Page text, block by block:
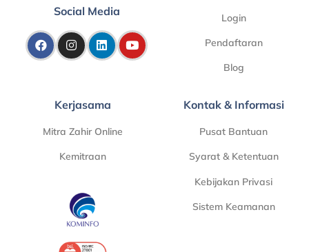
Social Media Login
Pendaftaran
Blog
Kerjasama
Mitra Zahir Online
Kemitraan
Kontak & Informasi
Pusat Bantuan
Syarat & Ketentuan
Kebijakan Privasi
Sistem Keamanan